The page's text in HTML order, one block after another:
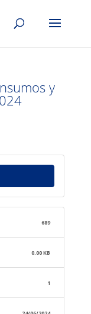
y
689
0.00 KB
1